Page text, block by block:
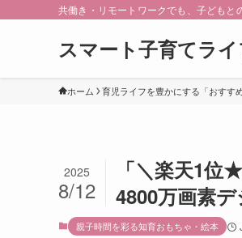
共働き・リモートワークでも、子どもと
スマート子育てライ
ホーム 育児ライフを豊かにする「おすす
「＼楽天1位
4800万画素
2025
8/12
親子時間を彩る知育おもちゃ・絵本